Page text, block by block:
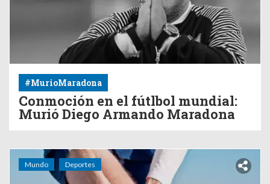
#MurioMaradona
Conmoción en el fútlbol mundial:
Murió Diego Armando Maradona
Mundo Deportes